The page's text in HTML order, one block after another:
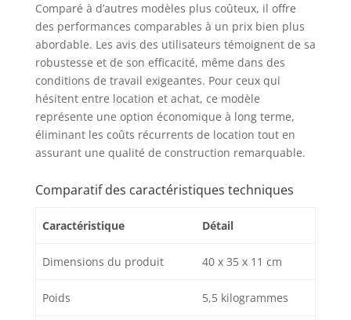
Comparé à d’autres modèles plus coûteux, il offre
des performances comparables à un prix bien plus
abordable. Les avis des utilisateurs témoignent de sa
robustesse et de son efficacité, même dans des
conditions de travail exigeantes. Pour ceux qui
hésitent entre location et achat, ce modèle
représente une option économique à long terme,
éliminant les coûts récurrents de location tout en
assurant une qualité de construction remarquable.
Comparatif des caractéristiques techniques
Caractéristique Détail
Dimensions du produit 40 x 35 x 11 cm
Poids 5,5 kilogrammes